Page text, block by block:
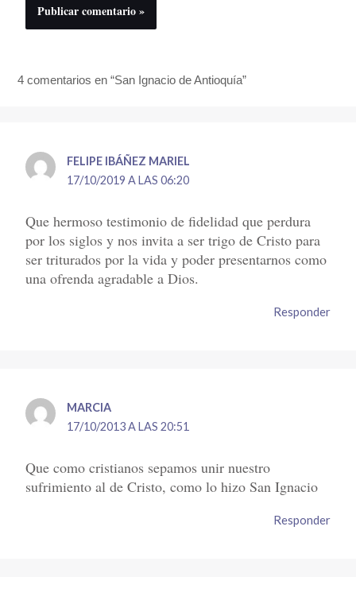
4 comentarios en “San Ignacio de Antioquía”
FELIPE IBÁÑEZ MARIEL
17/10/2019 A LAS 06:20
Que hermoso testimonio de fidelidad que perdura
por los siglos y nos invita a ser trigo de Cristo para
ser triturados por la vida y poder presentarnos como
una ofrenda agradable a Dios.
Responder
MARCIA
17/10/2013 A LAS 20:51
Que como cristianos sepamos unir nuestro
sufrimiento al de Cristo, como lo hizo San Ignacio
Responder